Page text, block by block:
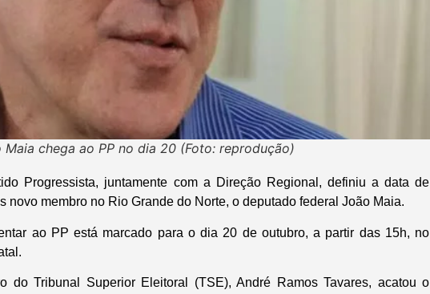
Maia chega ao PP no dia 20 (Foto: reprodução)
Progressista, juntamente com a Direção Regional, definiu a data de
novo membro no Rio Grande do Norte, o deputado federal João Maia.
ao PP está marcado para o dia 20 de outubro, a partir das 15h, no
do Tribunal Superior Eleitoral (TSE), André Ramos Tavares, acatou o